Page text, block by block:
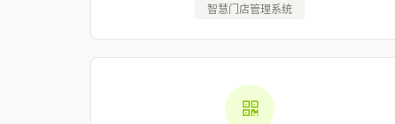
智慧门店管理系统